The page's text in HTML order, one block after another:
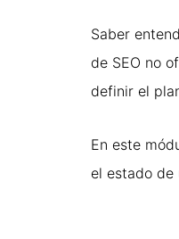
Saber
de SEO no
definir el
En este
el estado de